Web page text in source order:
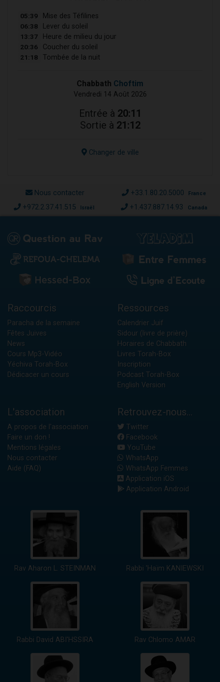
05:39 Mise des Téfilines
06:38 Lever du soleil
13:37 Heure de milieu du jour
20:36 Coucher du soleil
21:18 Tombée de la nuit
Chabbath Choftim
Vendredi 14 Août 2026
Entrée à 20:11
Sortie à 21:12
Changer de ville
Nous contacter +33.1.80.20.5000 France
+972.2.37.41.515 Israël +1.437.887.14.93 Canada
Raccourcis
Paracha de la semaine
Fêtes Juives
News
Cours Mp3-Vidéo
Yéchiva Torah-Box
Dédicacer un cours
Ressources
Calendrier Juif
Sidour (livre de prière)
Horaires de Chabbath
Livres Torah-Box
Inscription
Podcast Torah-Box
English Version
L'association
A propos de l'association
Faire un don !
Mentions légales
Nous contacter
Aide (FAQ)
Retrouvez-nous...
Twitter
Facebook
YouTube
WhatsApp
WhatsApp Femmes
Application iOS
Application Android
Rav Aharon L. STEINMAN Rabbi 'Haïm KANIEWSKI
Rabbi David ABI'HSSIRA Rav Chlomo AMAR